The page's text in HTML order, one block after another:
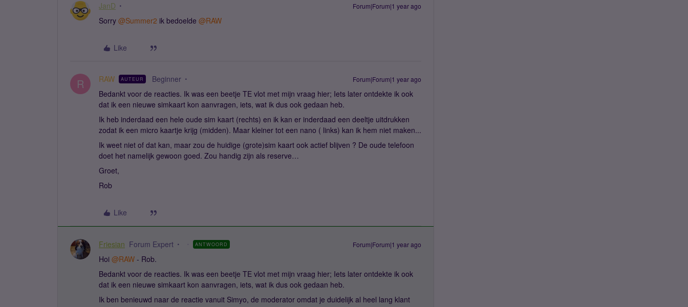
JanD Forum|Forum|1 year ago
Sorry ​ @Summer2 ik bedoelde ​ @RAW
Like
R RAW AUTEUR Beginner Forum|Forum|1 year ago
Bedankt voor de reacties. Ik was een beetje TE vlot met mijn vraag hier; Iets later ontdekte ik ook
dat ik een nieuwe simkaart kon aanvragen, iets, wat ik dus ook gedaan heb.
Ik heb inderdaad een hele oude sim kaart (rechts) en ik kan er inderdaad een deeltje uitdrukken
zodat ik een micro kaartje krijg (midden). Maar kleiner tot een nano ( links) kan ik hem niet maken...
Ik weet niet of dat kan, maar zou de huidige (grote)sim kaart ook actief blijven ? De oude telefoon
doet het namelijk gewoon goed. Zou handig zijn als reserve…
Groet,
Rob
Like
Friesian Forum Expert ANTWOORD Forum|Forum|1 year ago
Hoi ​ @RAW - Rob.
Bedankt voor de reacties. Ik was een beetje TE vlot met mijn vraag hier; Iets later ontdekte ik ook
dat ik een nieuwe simkaart kon aanvragen, iets, wat ik dus ook gedaan heb.
Ik ben benieuwd naar de reactie vanuit Simyo, de moderator omdat je duidelijk al heel lang klant